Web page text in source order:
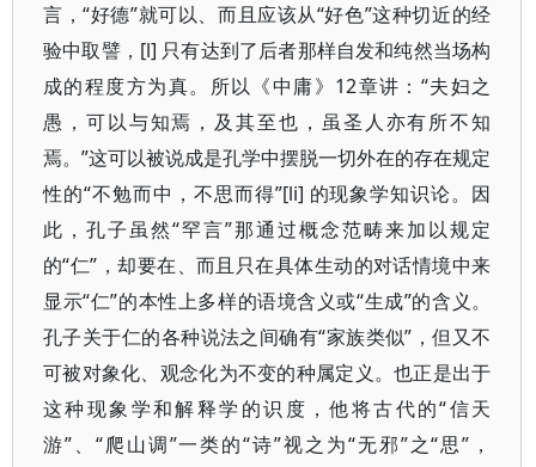
言，“好德”就可以、而且应该从“好色”这种切近的经
验中取譬，[l] 只有达到了后者那样自发和纯然当场构
成的程度方为真。所以《中庸》12章讲：“夫妇之
愚，可以与知焉，及其至也，虽圣人亦有所不知
焉。”这可以被说成是孔学中摆脱一切外在的存在规定
性的“不勉而中，不思而得”[li] 的现象学知识论。因
此，孔子虽然“罕言”那通过概念范畴来加以规定
的“仁”，却要在、而且只在具体生动的对话情境中来
显示“仁”的本性上多样的语境含义或“生成”的含义。
孔子关于仁的各种说法之间确有“家族类似”，但又不
可被对象化、观念化为不变的种属定义。也正是出于
这种现象学和解释学的识度，他将古代的“信天
游”、“爬山调”一类的“诗”视之为“无邪”之“思”，